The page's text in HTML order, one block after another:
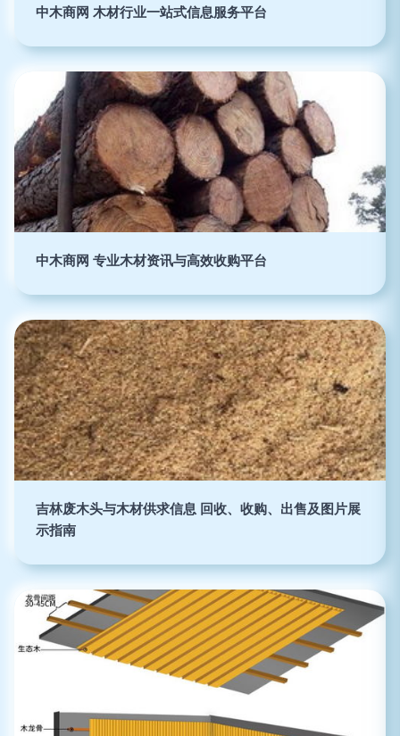
中木商网 木材行业一站式信息服务平台
中木商网 专业木材资讯与高效收购平台
吉林废木头与木材供求信息 回收、收购、出售及图片展
示指南